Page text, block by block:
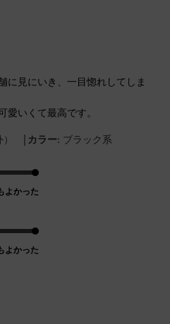
に見にいき、一目惚れしてしま
愛いくて最高です。
| カラー: ブラック系
よかった
よかった